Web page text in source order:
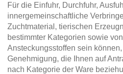
Für die Einfuhr, Durchfuhr,
innergemeinschaftliche
Zuchtmaterial, tierischen
bestimmter Kategorien sowie
Ansteckungsstoffen sein
Genehmigung, die Ihnen auf
nach Kategorie der Ware